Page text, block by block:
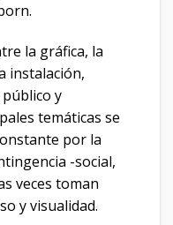
la gráfica, la
instalación,
y
temáticas se
por la
-social,
veces toman
y visualidad.